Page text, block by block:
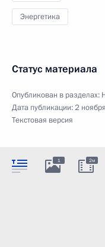
Энергетика
Статус материала
Опубликован в разделах:
Дата публикации:2
Текстовая версия
1 2м